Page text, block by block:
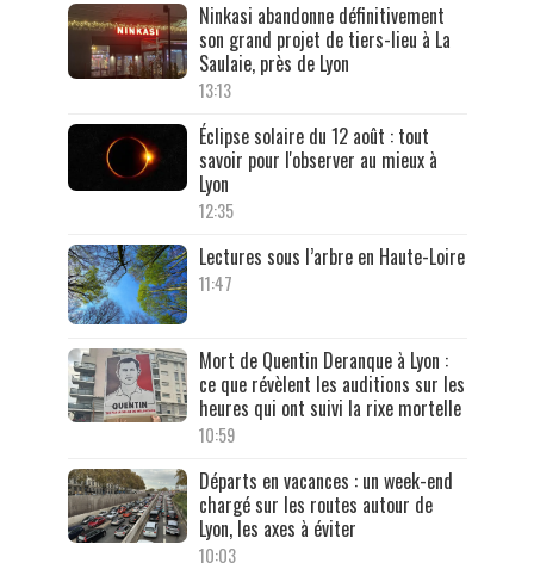
Ninkasi abandonne définitivement
son grand projet de tiers-lieu à La
Saulaie, près de Lyon
13:13
Éclipse solaire du 12 août : tout
savoir pour l'observer au mieux à
Lyon
12:35
Lectures sous l’arbre en Haute-Loire
11:47
Mort de Quentin Deranque à Lyon :
ce que révèlent les auditions sur les
heures qui ont suivi la rixe mortelle
10:59
Départs en vacances : un week-end
chargé sur les routes autour de
Lyon, les axes à éviter
10:03